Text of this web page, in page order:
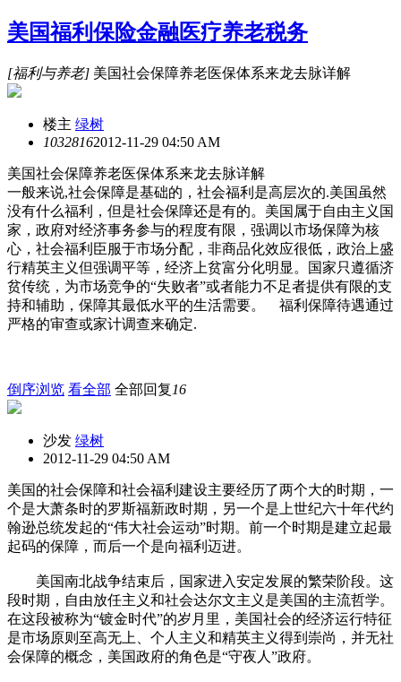
美国福利保险金融医疗养老税务
[福利与养老] 美国社会保障养老医保体系来龙去脉详解
楼主 绿树
10328162012-11-29 04:50 AM
美国社会保障养老医保体系来龙去脉详解
一般来说,社会保障是基础的，社会福利是高层次的.美国虽然
没有什么福利，但是社会保障还是有的。美国属于自由主义国
家，政府对经济事务参与的程度有限，强调以市场保障为核
心，社会福利臣服于市场分配，非商品化效应很低，政治上盛
行精英主义但强调平等，经济上贫富分化明显。国家只遵循济
贫传统，为市场竞争的“失败者”或者能力不足者提供有限的支
持和辅助，保障其最低水平的生活需要。 福利保障待遇通过
严格的审查或家计调查来确定.
倒序浏览 看全部 全部回复 16
沙发 绿树
2012-11-29 04:50 AM
美国的社会保障和社会福利建设主要经历了两个大的时期，一
个是大萧条时的罗斯福新政时期，另一个是上世纪六十年代约
翰逊总统发起的“伟大社会运动”时期。前一个时期是建立起最
起码的保障，而后一个是向福利迈进。
美国南北战争结束后，国家进入安定发展的繁荣阶段。这
段时期，自由放任主义和社会达尔文主义是美国的主流哲学。
在这段被称为“镀金时代”的岁月里，美国社会的经济运行特征
是市场原则至高无上、个人主义和精英主义得到崇尚，并无社
会保障的概念，美国政府的角色是“守夜人”政府。